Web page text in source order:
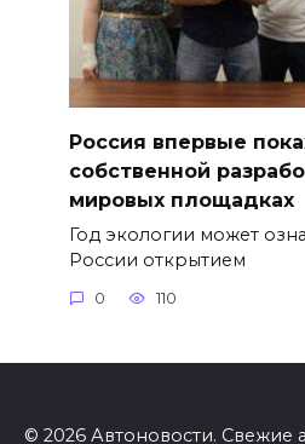
Россия впервые
собственной
мировых площадках
Год экологии может
России открытием
0 110
© 2026 Автоновости. Свежие